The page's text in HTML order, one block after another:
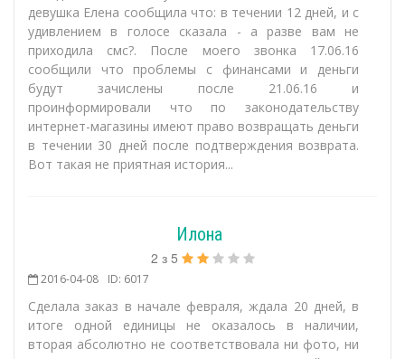
девушка Елена сообщила что: в течении 12 дней, и с
удивлением в голосе сказала - а разве вам не
приходила смс?. После моего звонка 17.06.16
сообщили что проблемы с финансами и деньги
будут зачислены после 21.06.16 и
проинформировали что по законодательству
интернет-магазины имеют право возвращать деньги
в течении 30 дней после подтверждения возврата.
Вот такая не приятная история...
Илона
2 з 5
2016-04-08 ID: 6017
Сделала заказ в начале февраля, ждала 20 дней, в
итоге одной единицы не оказалось в наличии,
вторая абсолютно не соответствовала ни фото, ни